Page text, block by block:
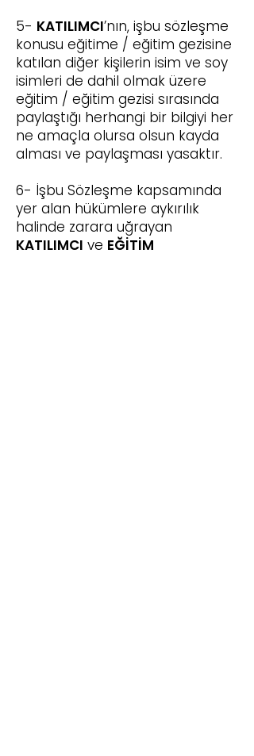
5- KATILIMCI’nın, işbu sözleşme
konusu eğitime / eğitim gezisine
katılan diğer kişilerin isim ve soy
isimleri de dahil olmak üzere
eğitim / eğitim gezisi sırasında
paylaştığı herhangi bir bilgiyi her
ne amaçla olursa olsun kayda
alması ve paylaşması yasaktır.
6- İşbu Sözleşme kapsamında
yer alan hükümlere aykırılık
halinde zarara uğrayan
KATILIMCI ve EĞİTİM